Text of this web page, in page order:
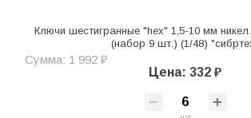
Ключи шестигранные "hex" 1,5-10 мм
(набор 9 шт.) (1/48)
Сумма: 1 992 ₽
Цена: 332 ₽